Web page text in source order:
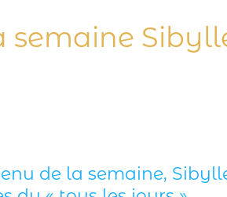
semaine
de la semaine,